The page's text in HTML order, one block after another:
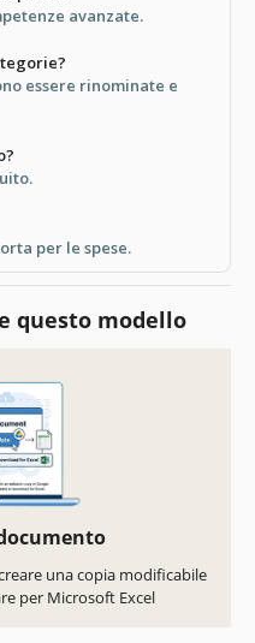
avanzate.
essere rinominate e
per le spese.
questo modello
una copia modificabile
per Microsoft Excel